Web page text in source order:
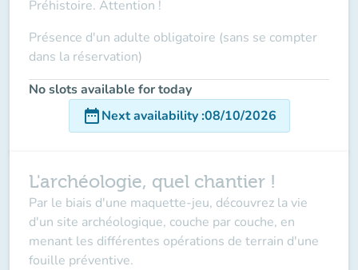
Préhistoire. Attention !
Présence d'un adulte obligatoire (sans se compter
dans la réservation)
No slots available for today
date_rangeNext availability:08/10/2026
L'archéologie, quel chantier !
Par le biais d'une maquette-jeu, découvrez la vie
d'un site archéologique, couche par couche, en
menant les différentes opérations de terrain d'une
fouille préventive.